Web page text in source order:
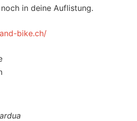
in deine Auflistung.
bike.ch/